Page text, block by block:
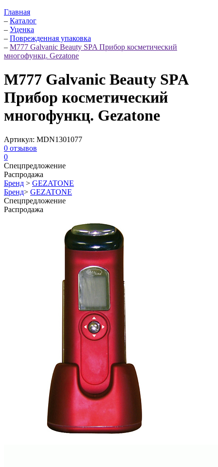
Главная
– Каталог
– Уценка
– Поврежденная упаковка
– M777 Galvanic Beauty SPA Прибор косметический
многофункц. Gezatone
M777 Galvanic Beauty SPA
Прибор косметический
многофункц. Gezatone
Артикул: MDN1301077
0 отзывов
0
Спецпредложение
Распродажа
Бренд > GEZATONE
Бренд> GEZATONE
Спецпредложение
Распродажа